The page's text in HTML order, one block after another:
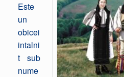
Este
un
obicei
intalni
t sub
nume